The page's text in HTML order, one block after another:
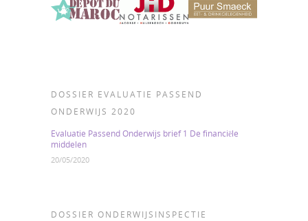
DOSSIER EVALUATIE PASSEND
ONDERWIJS 2020
Evaluatie Passend Onderwijs brief 1 De financiële
middelen
20/05/2020
DOSSIER ONDERWIJSINSPECTIE